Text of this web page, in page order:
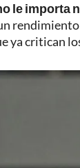
le importa
ya critican